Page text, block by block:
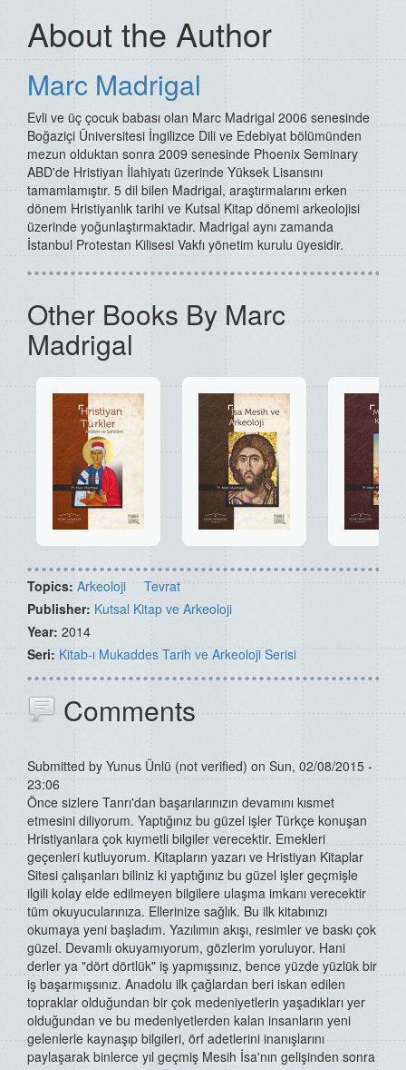
About the Author
Marc Madrigal
Evli ve üç çocuk babası olan Marc Madrigal 2006 senesinde
Boğaziçi Üniversitesi İngilizce Dili ve Edebiyat bölümünden
mezun olduktan sonra 2009 senesinde Phoenix Seminary
ABD'de Hristiyan İlahiyatı üzerinde Yüksek Lisansını
tamamlamıştır. 5 dil bilen Madrigal, araştırmalarını erken
dönem Hristiyanlık tarihi ve Kutsal Kitap dönemi arkeolojisi
üzerinde yoğunlaştırmaktadır. Madrigal aynı zamanda
İstanbul Protestan Kilisesi Vakfı yönetim kurulu üyesidir.
Other Books By Marc
Madrigal
Topics: Arkeoloji
Tevrat
Publisher: Kutsal Kitap ve Arkeoloji
Year: 2014
Seri: Kitab-ı Mukaddes Tarih ve Arkeoloji Serisi
Comments
Submitted by Yunus Ünlü (not verified) on Sun, 02/08/2015 -
23:06
Önce sizlere Tanrı'dan başarılarınızın devamını kısmet
etmesini diliyorum. Yaptığınız bu güzel işler Türkçe konuşan
Hristiyanlara çok kıymetli bilgiler verecektir. Emekleri
geçenleri kutluyorum. Kitapların yazarı ve Hristiyan Kitaplar
Sitesi çalışanları biliniz ki yaptığınız bu güzel işler geçmişle
ilgili kolay elde edilmeyen bilgilere ulaşma imkanı verecektir
tüm okuyucularınıza. Ellerinize sağlık. Bu ilk kitabınızı
okumaya yeni başladım. Yazılımın akışı, resimler ve baskı çok
güzel. Devamlı okuyamıyorum, gözlerim yoruluyor. Hani
derler ya "dört dörtlük" iş yapmışsınız, bence yüzde yüzlük bir
iş başarmışsınız. Anadolu ilk çağlardan beri iskan edilen
topraklar olduğundan bir çok medeniyetlerin yaşadıkları yer
olduğundan ve bu medeniyetlerden kalan insanların yeni
gelenlerle kaynaşıp bilgileri, örf adetlerini inanışlarını
paylaşarak binlerce yıl geçmiş Mesih İsa'nın gelişinden sonra